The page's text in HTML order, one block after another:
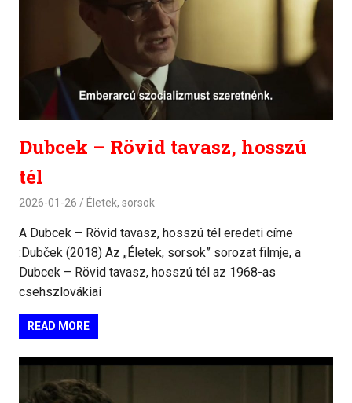
Dubcek – Rövid tavasz, hosszú
tél
2026-01-26 Életek, sorsok
A Dubcek – Rövid tavasz, hosszú tél eredeti címe
:Dubček (2018) Az „Életek, sorsok” sorozat filmje, a
Dubcek – Rövid tavasz, hosszú tél az 1968-as
csehszlovákiai
READ MORE